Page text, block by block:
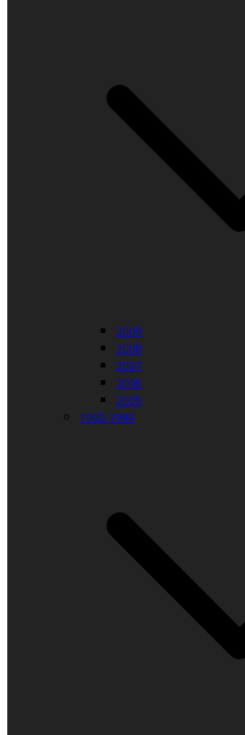
2009
2008
2007
2006
2005
1990-1999